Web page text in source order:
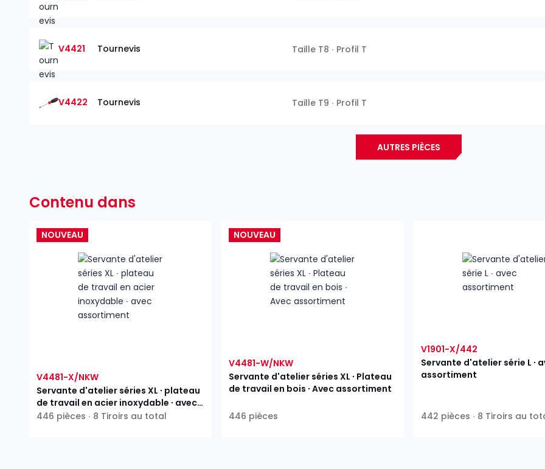
V4421 Tournevis Taille T8 ∙ Profil T
V4422 Tournevis Taille T9 ∙ Profil T
AUTRES PIÈCES
Contenu dans
NOUVEAU
V4481-X/NKW
Servante d'atelier séries XL ∙ plateau
de travail en acier inoxydable ∙ avec
assortiment
446 pièces ∙ 8 Tiroirs au total
NOUVEAU
V4481-W/NKW
Servante d'atelier séries XL ∙ Plateau
de travail en bois ∙ Avec assortiment
446 pièces
V1901-X/442
Servante d'atelier série L ∙
assortiment
442 pièces ∙ 8 Tiroirs au